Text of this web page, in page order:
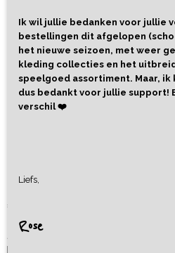
Scrunchie Banana
€ 5,95
Aantal
Ik wil jullie bedanken voor jullie
bestellingen dit afgelopen
het nieuwe seizoen, met weer
kleding collecties en het
speelgoed assortiment. Maar, ik
dus bedankt voor jullie support!
verschil ❤️
Liefs,
Rose